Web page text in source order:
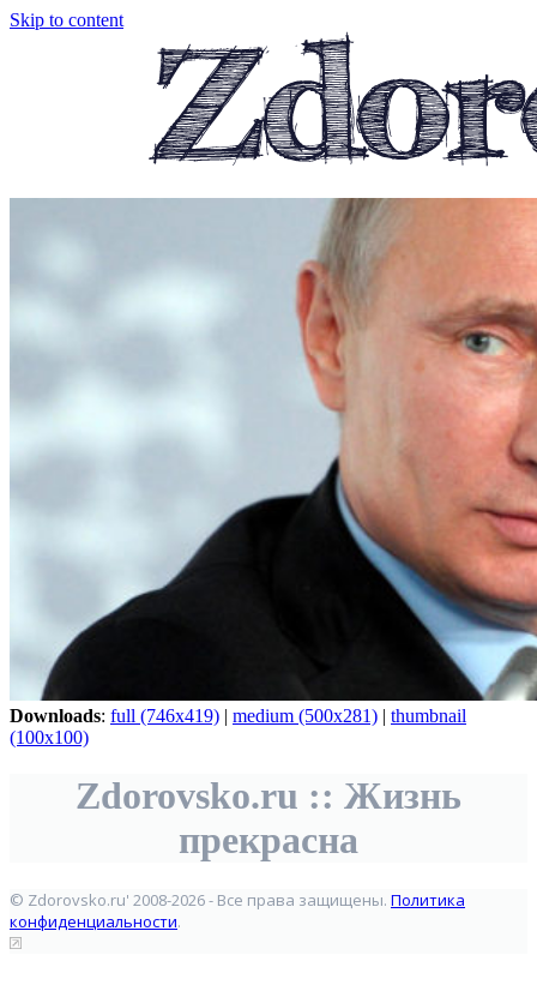
Skip to content
Downloads: full (746x419) | medium (500x281) | thumbnail
(100x100)
Zdorovsko.ru :: Жизнь
прекрасна
© Zdorovsko.ru' 2008-2026 - Все права защищены. Политика
конфиденциальности.